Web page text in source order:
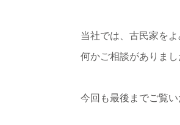
当社では、古民家を
何かご相談がありまし
今回も最後までご覧